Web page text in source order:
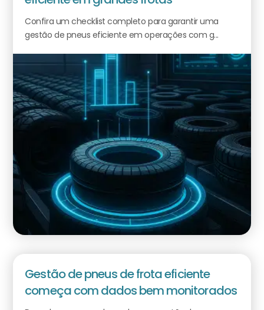
Confira um checklist completo para garantir uma
gestão de pneus eficiente em operações com g...
Gestão de pneus de frota eficiente
começa com dados bem monitorados